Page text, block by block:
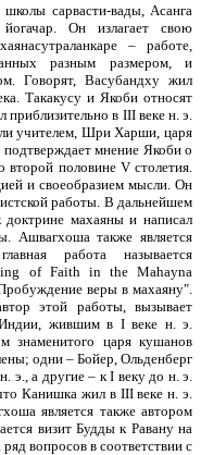
сарвасти-вады, Асанга
Он излагает свою
– работе,
разным размером, и
Говорят, Васубандху жил
Такакусу и Якоби относят
в III веке н. э.
учителем, Шри Харши, царя
мнение Якоби о
половине V столетия.
и своеобразием мысли. Он
работы. В дальнейшем
махаяны и написал
Ашвагхоша также является
работа называется
of Faith in the Mahayna
веры в махаяну".
этой работы, вызывает
жившим в I веке н. э.
знаменитого царя кушанов
одни – Бойер, Ольденберг
э., а другие – к I веку до н. э.
Канишка жил в III веке н. э.
является также автором
визит Будды к Равану на
вопросов в соответствии с